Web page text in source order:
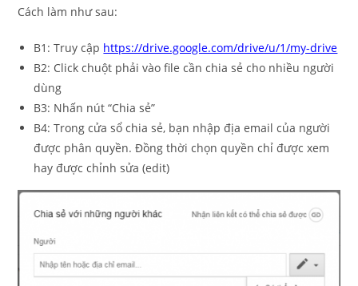
Cách làm như sau:
B1: Truy cập https://drive.google.com/drive/u/1/my-drive
B2: Click chuột phải vào file cần chia sẻ cho nhiều người
dùng
B3: Nhấn nút “Chia sẻ”
B4: Trong cửa sổ chia sẻ, bạn nhập địa email của người
được phân quyền. Đồng thời chọn quyền chỉ được xem
hay được chỉnh sửa (edit)